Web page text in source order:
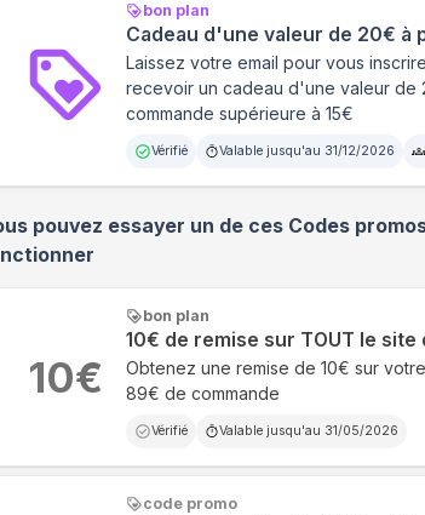
bon plan
Cadeau d'une valeur de 20€ à
Laissez votre email pour vous
recevoir un cadeau d'une valeur de
commande supérieure à 15€
Vérifié Valable jusqu'au 31/12/2026
pouvez essayer un de ces Codes
bon plan
10€ de remise sur TOUT le
Obtenez une remise de 10€ sur
89€ de commande
Vérifié Valable jusqu'au 31/05/2026
10€
code promo